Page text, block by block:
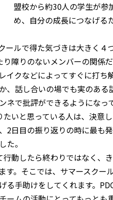
盟校から約30人の学生が参
め、自分の成長につなげる
ールで得た気づきは大きく４
障りのないメンバーの関係
イクなどによってすぐに打
、話し合いの場でも実のあ
ネで批評ができるようになっ
いと思っている人は、決意
2日目の振り返りの時に最も
た。
動したら終わりではなく、
す。そこでは、サマースク
る手助けをしてくれます。